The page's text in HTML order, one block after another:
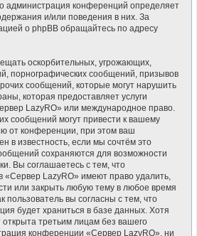
администрация конференций определяет
и/или поведения в них. За
о phpBB обращайтесь по адресу
оскорбительных, угрожающих,
порнографических сообщений, призывов
сообщений, которые могут нарушить
которая предоставляет услуги
LazyRO» или международное право.
сообщений могут привести к вашему
от конференции, при этом ваш
в известность, если мы сочтём это
сохраняются для возможности
Вы соглашаетесь с тем, что
LazyRO» имеют право удалить,
или закрыть любую тему в любое время
пользователь вы согласны с тем, что
будет храниться в базе данных. Хотя
третьим лицам без вашего
конференции «Сервер LazyRO», ни